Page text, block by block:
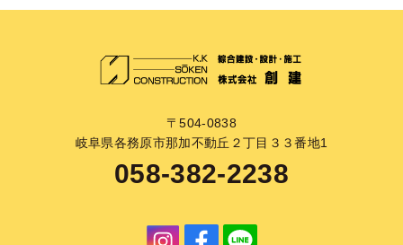
〒504-0838
岐阜県各務原市那加不動丘２丁目３３番地1
058-382-2238